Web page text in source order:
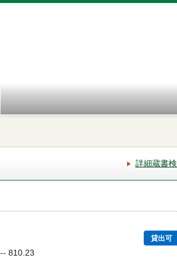
詳細蔵書
貸出可
810.23